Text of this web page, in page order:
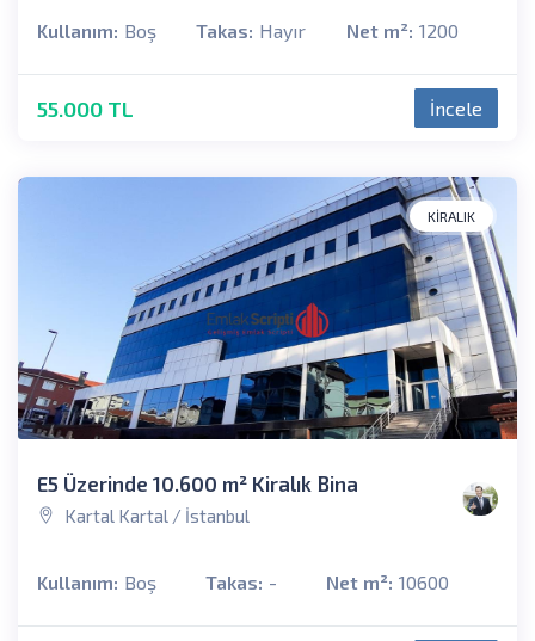
Kullanım: Boş Takas: Hayır Net m²: 1200
55.000 TL İncele
KIRALIK
E5 Üzerinde 10.600 m² Kiralık Bina
Kartal Kartal / İstanbul
Kullanım: Boş Takas: - Net m²: 10600